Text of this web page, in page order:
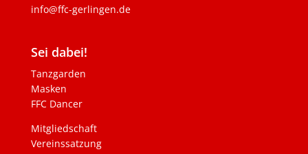
info@ffc-gerlingen.de
Sei dabei!
Tanzgarden
Masken
FFC Dancer
Mitgliedschaft
Vereinssatzung